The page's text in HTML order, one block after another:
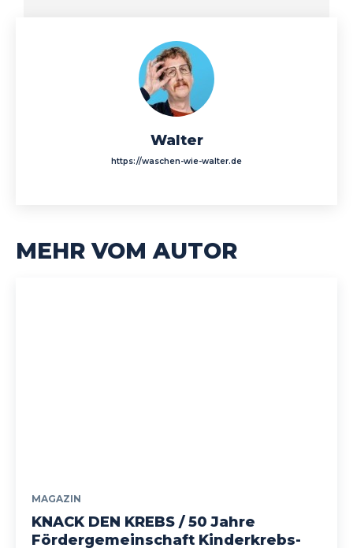
Walter
https://waschen-wie-walter.de
MEHR VOM AUTOR
MAGAZIN
KNACK DEN KREBS / 50 Jahre
Fördergemeinschaft Kinderkrebs-